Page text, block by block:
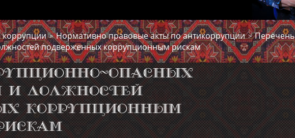
коррупции>Нормативно правовые акты по антикоррупции>Перечень
подверженных коррупционным рискам
опасных
должностей
коррупционным